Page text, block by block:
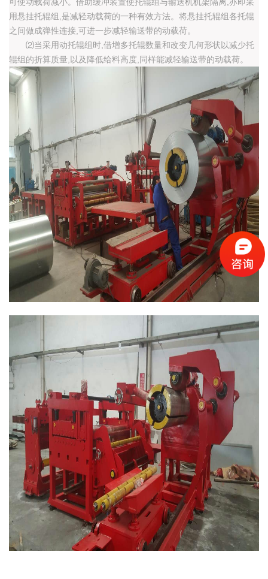
用悬挂托辊组,是减轻动载荷的一种有效方法。将悬挂托辊组各托辊
之间做成弹性连接,可进一步减轻输送带的动载荷。
⑵当采用动托辊组时,借增多托辊数量和改变几何形状以减少托
辊组的折算质量,以及降低给料高度,同样能减轻输送带的动载荷。